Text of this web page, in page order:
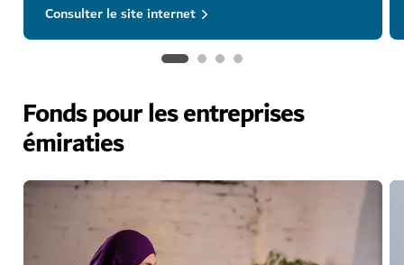
Consulter le site internet
Fonds pour les entreprises
émiraties